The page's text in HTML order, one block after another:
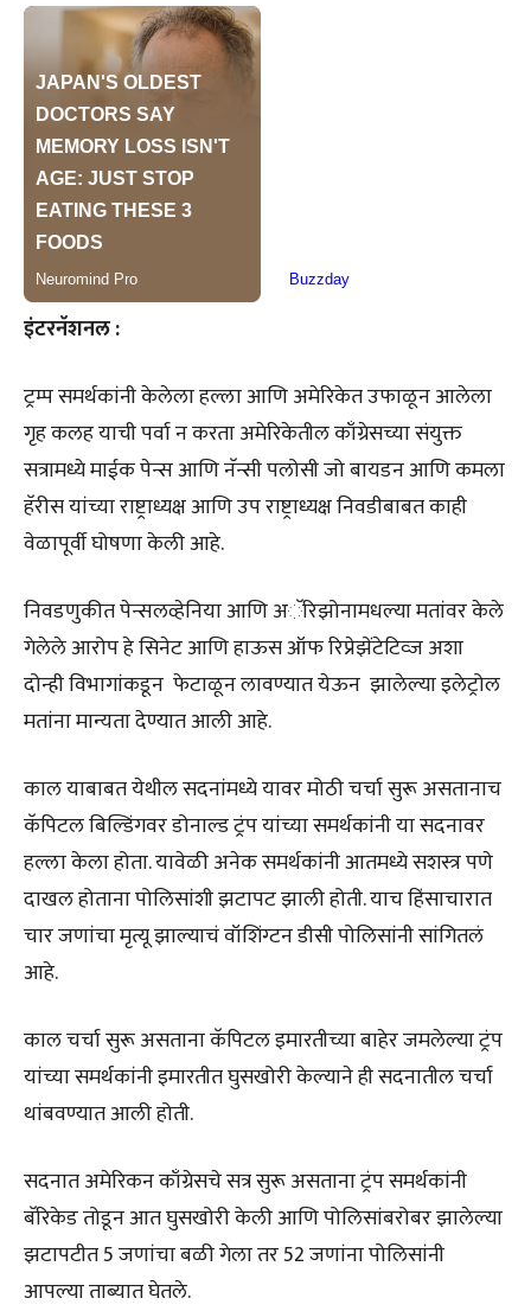
इंटरनॅशनल :
ट्रम्प समर्थकांनी केलेला हल्ला आणि अमेरिकेत उफाळून आलेला
गृह कलह याची पर्वा न करता अमेरिकेतील काँग्रेसच्या संयुक्त
सत्रामध्ये माईक पेन्स आणि नॅन्सी पलोसी जो बायडन आणि कमला
हॅरीस यांच्या राष्ट्राध्यक्ष आणि उप राष्ट्राध्यक्ष निवडीबाबत काही
वेळापूर्वी घोषणा केली आहे.
निवडणुकीत पेन्सलव्हेनिया आणि अॅरिझोनामधल्या मतांवर केले
गेलेले आरोप हे सिनेट आणि हाऊस ऑफ रिप्रेझेंटेटिव्ज अशा
दोन्ही विभागांकडून फेटाळून लावण्यात येऊन झालेल्या इलेट्रोल
मतांना मान्यता देण्यात आली आहे.
काल याबाबत येथील सदनांमध्ये यावर मोठी चर्चा सुरू असतानाच
कॅपिटल बिल्डिंगवर डोनाल्ड ट्रंप यांच्या समर्थकांनी या सदनावर
हल्ला केला होता. यावेळी अनेक समर्थकांनी आतमध्ये सशस्त्र पणे
दाखल होताना पोलिसांशी झटापट झाली होती. याच हिंसाचारात
चार जणांचा मृत्यू झाल्याचं वॉशिंग्टन डीसी पोलिसांनी सांगितलं
आहे.
काल चर्चा सुरू असताना कॅपिटल इमारतीच्या बाहेर जमलेल्या ट्रंप
यांच्या समर्थकांनी इमारतीत घुसखोरी केल्याने ही सदनातील चर्चा
थांबवण्यात आली होती.
सदनात अमेरिकन काँग्रेसचे सत्र सुरू असताना ट्रंप समर्थकांनी
बॅरिकेड तोडून आत घुसखोरी केली आणि पोलिसांबरोबर झालेल्या
झटापटीत 5 जणांचा बळी गेला तर 52 जणांना पोलिसांनी
आपल्या ताब्यात घेतले.